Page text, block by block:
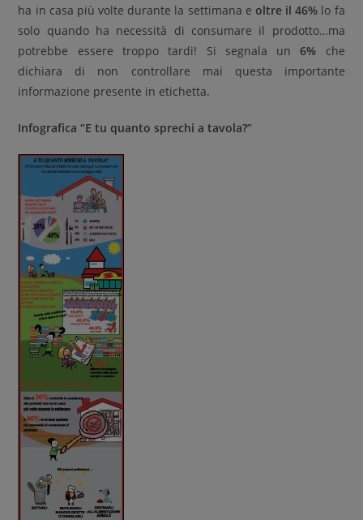
ha in casa più volte durante la settimana e oltre il 46% lo fa
solo quando ha necessità di consumare il prodotto…ma
potrebbe essere troppo tardi! Si segnala un6% che
dichiara di non controllare mai questa importante
informazione presente in etichetta.
Infografica “E tu quanto sprechi a tavola?”